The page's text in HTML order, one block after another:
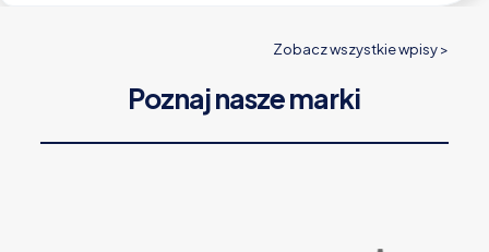
Zobacz wszystkie wpisy >
Poznaj nasze marki